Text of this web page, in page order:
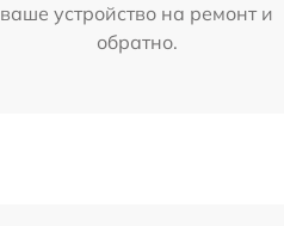
ваше устройство на ремонт и
обратно.